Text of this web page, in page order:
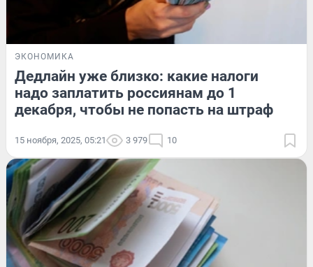
ЭКОНОМИКА
Дедлайн уже близко: какие налоги
надо заплатить россиянам до 1
декабря, чтобы не попасть на штраф
15 ноября, 2025, 05:21 3 979 10